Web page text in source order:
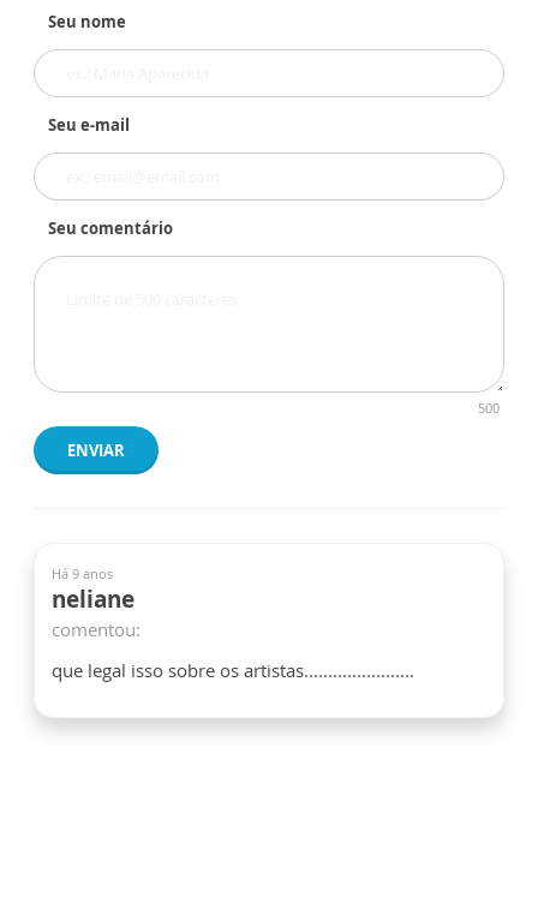
Seu nome
Seu e-mail
Seu comentário
500
ENVIAR
Há 9 anos
neliane
comentou:
que legal isso sobre os artistas.......................